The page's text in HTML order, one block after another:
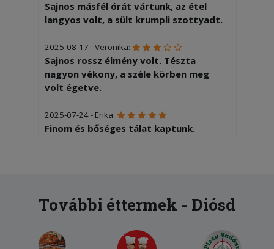
Sajnos másfél órát vártunk, az étel
langyos volt, a sült krumpli szottyadt.
2025-08-17 - Veronika:
Sajnos rossz élmény volt. Tészta
nagyon vékony, a széle körben meg
volt égetve.
2025-07-24 - Erika:
Finom és bőséges tálat kaptunk.
További éttermek - Diósd